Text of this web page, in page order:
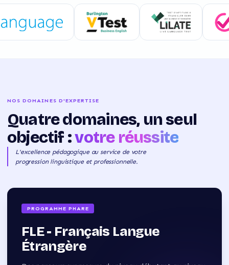
NOS DOMAINES D'EXPERTISE
Quatre domaines, un seul
objectif :votre réussite
L'excellence pédagogique au service de votre
progression linguistique et professionnelle.
PROGRAMME PHARE
FLE - Français Langue
Étrangère